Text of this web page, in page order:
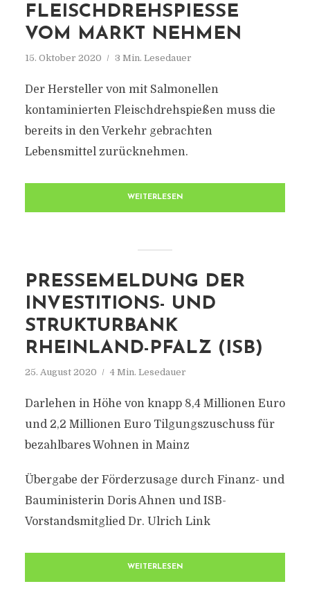
FLEISCHDREHSPIESSE V
OM MARKT NEHMEN
15. Oktober 2020 3 Min. Lesedauer
Der Hersteller von mit Salmonellen
kontaminierten Fleischdrehspießen muss die
bereits in den Verkehr gebrachten
Lebensmittel zurücknehmen.
WEITERLESEN
PRESSEMELDUNG DER
INVESTITIONS- UND
STRUKTURBANK
RHEINLAND-PFALZ (ISB)
25. August 2020 4 Min. Lesedauer
Darlehen in Höhe von knapp 8,4 Millionen Euro
und 2,2 Millionen Euro Tilgungszuschuss für
bezahlbares Wohnen in Mainz
Übergabe der Förderzusage durch Finanz- und
Bauministerin Doris Ahnen und ISB-
Vorstandsmitglied Dr. Ulrich Link
WEITERLESEN